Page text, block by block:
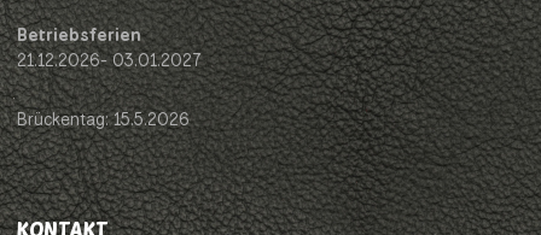
Betriebsferien
21.12.2026- 03.01.2027
Brückentag: 15.5.2026
KONTAKT